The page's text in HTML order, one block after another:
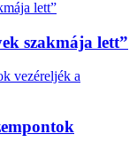
szakmája lett”